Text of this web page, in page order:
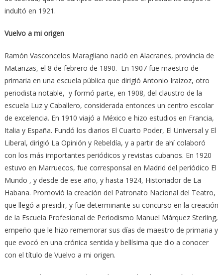
indultó en 1921.
Vuelvo a mi origen
Ramón Vasconcelos Maragliano nació en Alacranes, provincia de
Matanzas, el 8 de febrero de 1890. En 1907 fue maestro de
primaria en una escuela pública que dirigió Antonio Iraizoz, otro
periodista notable, y formó parte, en 1908, del claustro de la
escuela Luz y Caballero, considerada entonces un centro escolar
de excelencia. En 1910 viajó a México e hizo estudios en Francia,
Italia y España. Fundó los diarios El Cuarto Poder, El Universal y El
Liberal, dirigió La Opinión y Rebeldía, y a partir de ahí colaboró
con los más importantes periódicos y revistas cubanos. En 1920
estuvo en Marruecos, fue corresponsal en Madrid del periódico El
Mundo , y desde de ese año, y hasta 1924, Historiador de La
Habana. Promovió la creación del Patronato Nacional del Teatro,
que llegó a presidir, y fue determinante su concurso en la creación
de la Escuela Profesional de Periodismo Manuel Márquez Sterling,
empeño que le hizo rememorar sus días de maestro de primaria y
que evocó en una crónica sentida y bellísima que dio a conocer
con el título de Vuelvo a mi origen.